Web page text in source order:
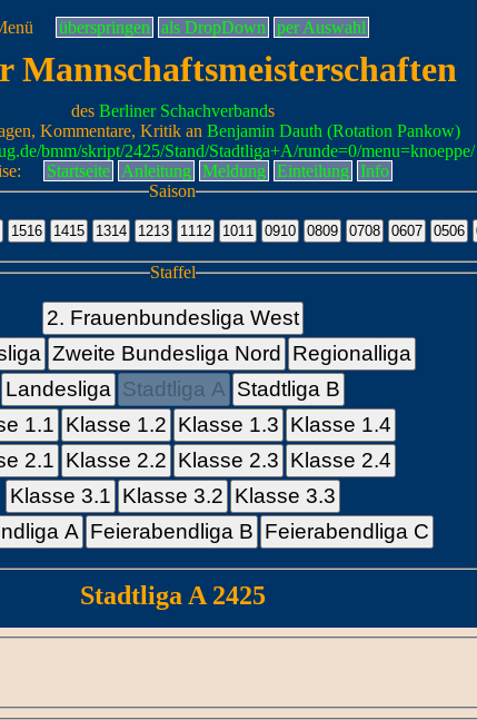
überspringen als DropDown per Auswahl
Mannschaftsmeisterschaften
des Berliner Schachverbands
Kommentare, Kritik an Benjamin Dauth (Rotation Pankow)
bmm/skript/2425/Stand/Stadtliga+A/runde=0/menu=knoeppe/
Startseite Anleitung Meldung Einteilung
Info
Saison
Staffel
2. Frauenbundesliga West
Zweite Bundesliga Nord
Regionalliga
Landesliga Stadtliga A Stadtliga B
1.1 Klasse 1.2 Klasse 1.3 Klasse 1.4
2.1 Klasse 2.2 Klasse 2.3 Klasse 2.4
Klasse 3.1 Klasse 3.2 Klasse 3.3
A Feierabendliga B Feierabendliga C
Stadtliga A 2425